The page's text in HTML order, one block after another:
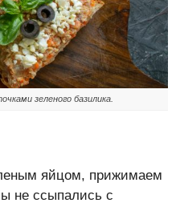
зеленого базилика.
яйцом, прижимаем
не ссыпались с